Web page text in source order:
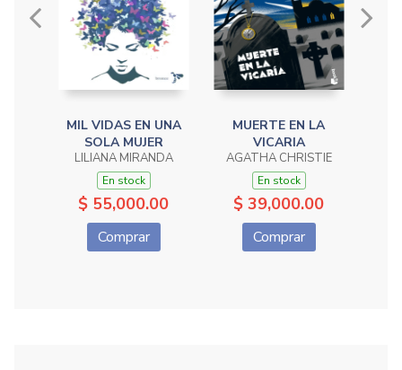
MIL VIDAS EN UNA
SOLA MUJER
LILIANA MIRANDA
En stock
$ 55,000.00
Comprar
MUERTE EN LA
VICARIA
AGATHA CHRISTIE
En stock
$ 39,000.00
Comprar